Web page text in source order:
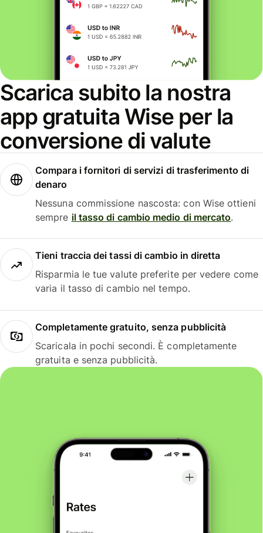
Scarica subito la nostra
app gratuita Wise per la
conversione di valute
Compara i fornitori di servizi di trasferimento di
denaro
Nessuna commissione nascosta: con Wise ottieni
sempre il tasso di cambio medio di mercato.
Tieni traccia dei tassi di cambio in diretta
Risparmia le tue valute preferite per vedere come
varia il tasso di cambio nel tempo.
Completamente gratuito, senza pubblicità
Scaricala in pochi secondi. È completamente
gratuita e senza pubblicità.